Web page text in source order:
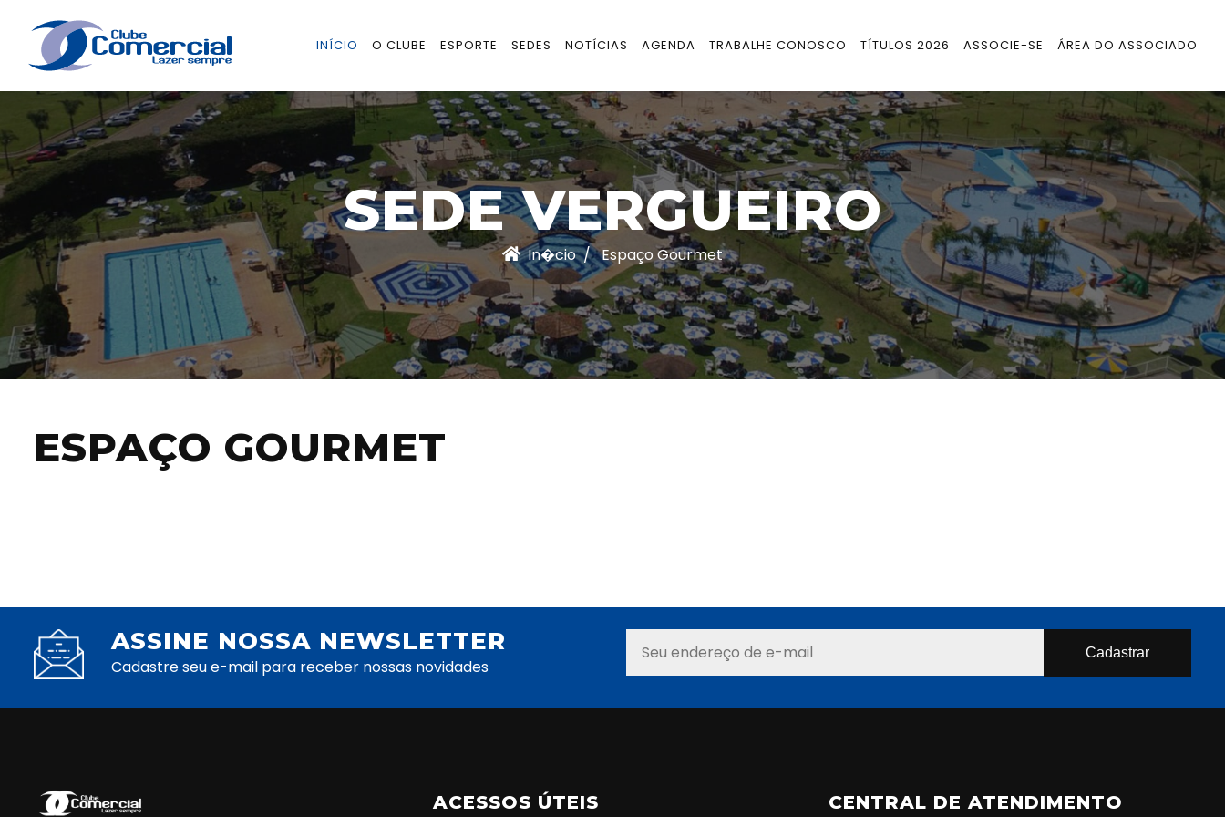
INÍCIO O CLUBE ESPORTE SEDES NOTÍCIAS AGENDA TRABALHE CONOSCO TÍTULOS 2026 ASSOCIE-SE ÁREA DO ASSOCIADO
SEDE VERGUEIRO
In�cio Espaço Gourmet
ESPAÇO GOURMET
ASSINE NOSSA NEWSLETTER
Cadastre seu e-mail para receber nossas novidades
ACESSOS ÚTEIS CENTRAL DE ATENDIMENTO